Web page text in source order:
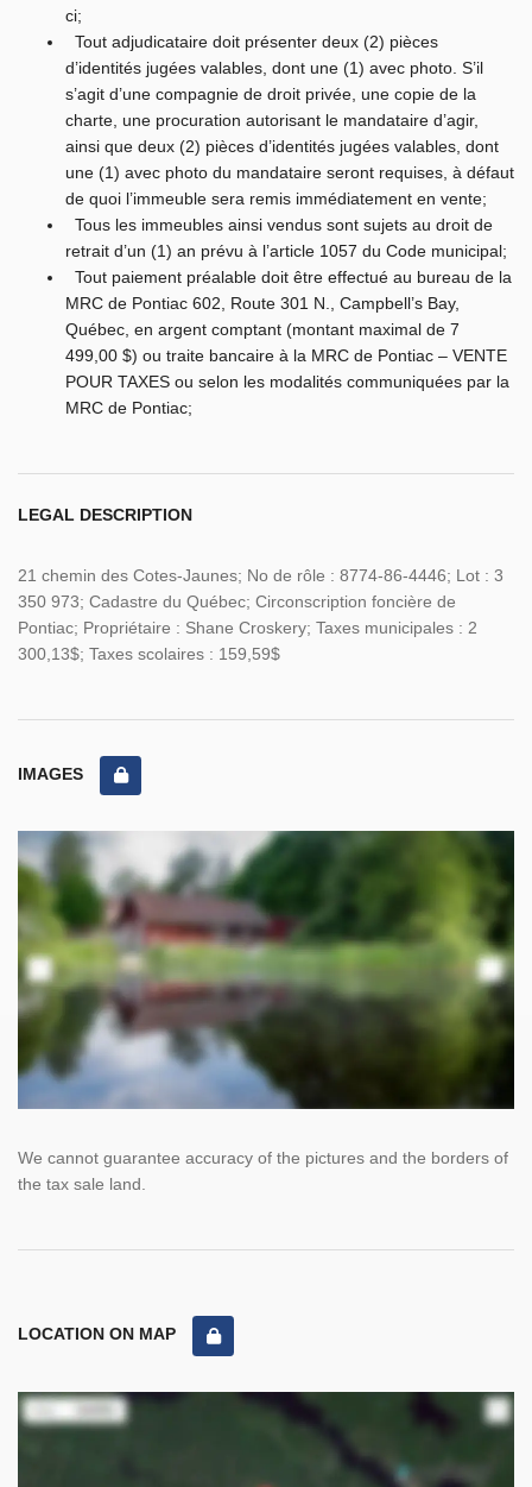
ci;
Tout adjudicataire doit présenter deux (2) pièces
d’identités jugées valables, dont une (1) avec photo. S’il
s’agit d’une compagnie de droit privée, une copie de la
charte, une procuration autorisant le mandataire d’agir,
ainsi que deux (2) pièces d’identités jugées valables, dont
une (1) avec photo du mandataire seront requises, à défaut
de quoi l’immeuble sera remis immédiatement en vente;
Tous les immeubles ainsi vendus sont sujets au droit de
retrait d’un (1) an prévu à l’article 1057 du Code municipal;
Tout paiement préalable doit être effectué au bureau de la
MRC de Pontiac 602, Route 301 N., Campbell’s Bay,
Québec, en argent comptant (montant maximal de 7
499,00 $) ou traite bancaire à la MRC de Pontiac – VENTE
POUR TAXES ou selon les modalités communiquées par la
MRC de Pontiac;
LEGAL DESCRIPTION
21 chemin des Cotes-Jaunes; No de rôle : 8774-86-4446; Lot : 3
350 973; Cadastre du Québec; Circonscription foncière de
Pontiac; Propriétaire : Shane Croskery; Taxes municipales : 2
300,13$; Taxes scolaires : 159,59$
IMAGES
We cannot guarantee accuracy of the pictures and the borders of
the tax sale land.
LOCATION ON MAP